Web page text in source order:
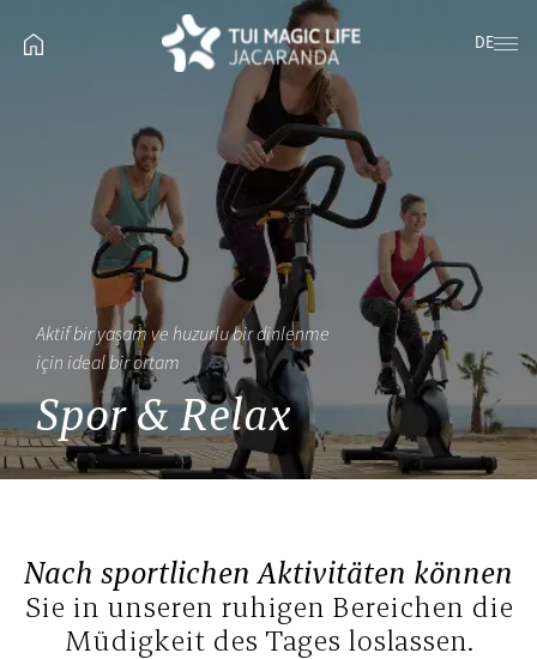
DE
Aktif bir yaşam ve huzurlu bir dinlenme
için ideal bir ortam
Spor & Relax
Nach sportlichen Aktivitäten können
Sie in unseren ruhigen Bereichen die
Müdigkeit des Tages loslassen.